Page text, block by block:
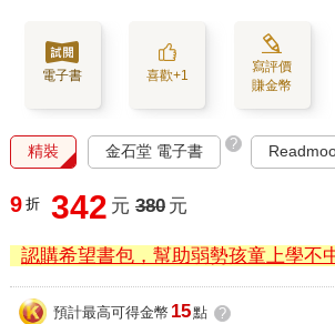
電子書 喜歡+1
寫評價
賺金幣
精裝 金石堂 電子書 ?
9 折 342 元 380 元
認購希望書包，幫助弱勢孩童上學不
預計最高可得金幣 15點 ?